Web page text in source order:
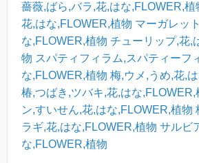
薔薇,ばら,バラ,花,はな,FLOWER,植
花,はな,FLOWER,植物 マーガレッ
な,FLOWER,植物 チューリップ,花,
物 スパティフィラム,スパティーフ
な,FLOWER,植物 梅,ウメ,うめ,花,
椿,つばき,ツバキ,花,はな,FLOWER,
ン,すいせん,花,はな,FLOWER,植物
ラギ,花,はな,FLOWER,植物 サルビ
な,FLOWER,植物